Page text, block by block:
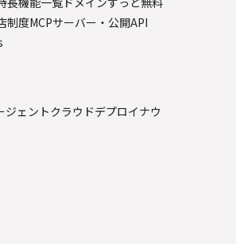
制度MCPサーバー・公開API
ジェントクラウドデプロイナウ